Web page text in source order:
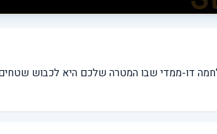
דו-ממדי שבו המטרה שלכם היא לכבוש